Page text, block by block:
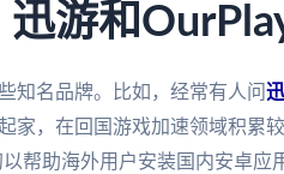
游和
知名品牌。比如，经常有人问
家，在回国游戏加速领域积累
帮助海外用户安装国内安卓应